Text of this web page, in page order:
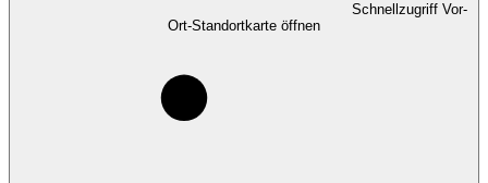
Schnellzugriff Vor-
Ort-Standortkarte öffnen